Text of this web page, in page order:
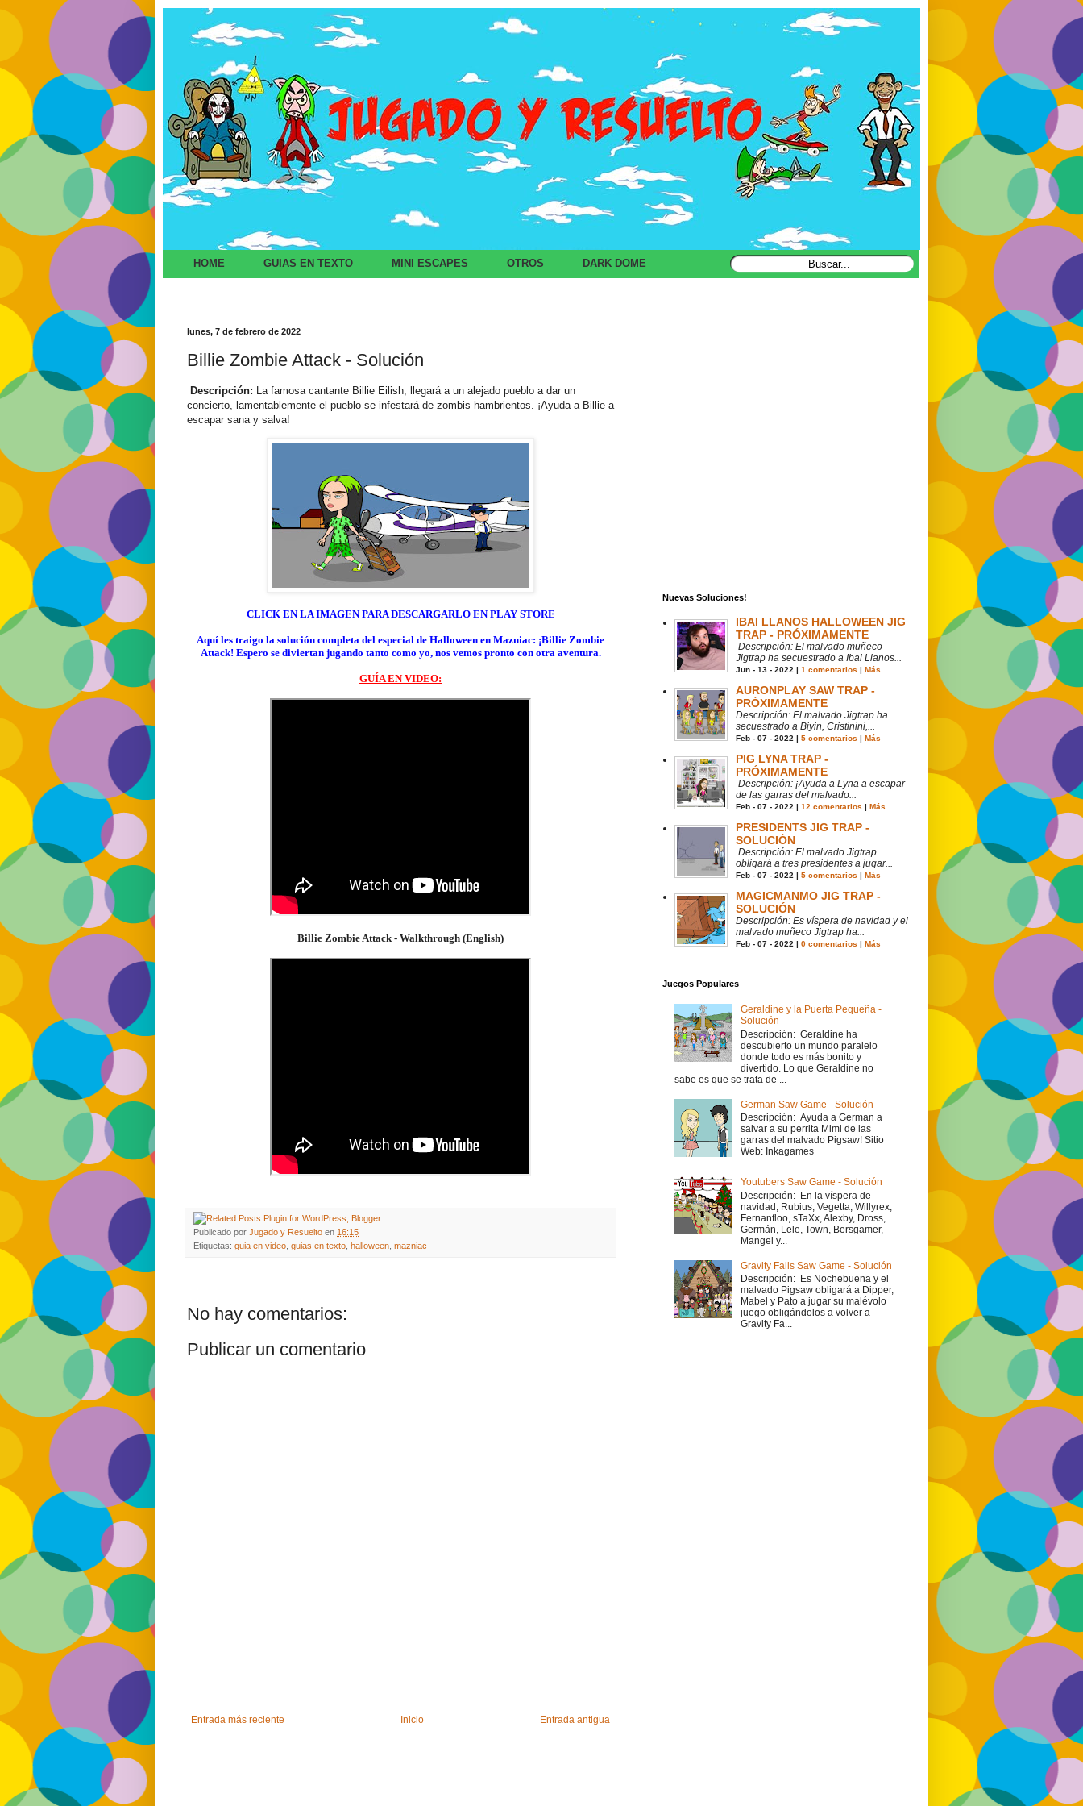
HOME GUIAS EN TEXTO MINI ESCAPES OTROS DARK DOME
lunes, 7 de febrero de 2022
Billie Zombie Attack - Solución
Descripción: La famosa cantante Billie Eilish, llegará a un alejado pueblo a dar un
concierto, lamentablemente el pueblo se infestará de zombis hambrientos. ¡Ayuda a Billie a
escapar sana y salva!
CLICK EN LA IMAGEN PARA DESCARGARLO EN PLAY STORE
Aquí les traigo la solución completa del especial de Halloween en Mazniac: ¡Billie Zombie
Attack! Espero se diviertan jugando tanto como yo, nos vemos pronto con otra aventura.
GUÍA EN VIDEO:
Billie Zombie Attack - Walkthrough (English)
Publicado por Jugado y Resuelto en 16:15
Etiquetas: guia en video guias en texto halloween mazniac
No hay comentarios:
Publicar un comentario
Entrada más reciente Entrada antigua
Inicio
Nuevas Soluciones!
IBAI LLANOS HALLOWEEN JIG
TRAP - PRÓXIMAMENTE
Descripción: El malvado muñeco
Jigtrap ha secuestrado a Ibai Llanos...
Jun - 13 - 2022 | 1 comentarios | Más
AURONPLAY SAW TRAP -
PRÓXIMAMENTE
Descripción: El malvado Jigtrap ha
secuestrado a Biyin, Cristinini,...
Feb - 07 - 2022 | 5 comentarios | Más
PIG LYNA TRAP -
PRÓXIMAMENTE
Descripción: ¡Ayuda a Lyna a escapar
de las garras del malvado...
Feb - 07 - 2022 | 12 comentarios | Más
PRESIDENTS JIG TRAP -
SOLUCIÓN
Descripción: El malvado Jigtrap
obligará a tres presidentes a jugar...
Feb - 07 - 2022 | 5 comentarios | Más
MAGICMANMO JIG TRAP -
SOLUCIÓN
Descripción: Es víspera de navidad y el
malvado muñeco Jigtrap ha...
Feb - 07 - 2022 | 0 comentarios | Más
Juegos Populares
Geraldine y la Puerta Pequeña -
Solución
Descripción: Geraldine ha
descubierto un mundo paralelo
donde todo es más bonito y
divertido. Lo que Geraldine no
sabe es que se trata de ...
German Saw Game - Solución
Descripción: Ayuda a German a
salvar a su perrita Mimi de las
garras del malvado Pigsaw! Sitio
Web: Inkagames
Youtubers Saw Game - Solución
Descripción: En la víspera de
navidad, Rubius, Vegetta, Willyrex,
Fernanfloo, sTaXx, Alexby, Dross,
Germán, Lele, Town, Bersgamer,
Mangel y...
Gravity Falls Saw Game - Solución
Descripción: Es Nochebuena y el
malvado Pigsaw obligará a Dipper,
Mabel y Pato a jugar su malévolo
juego obligándolos a volver a
Gravity Fa...